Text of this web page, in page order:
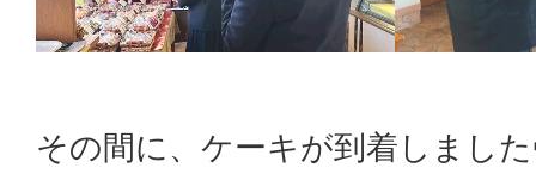
その間に、ケーキが到着しまし